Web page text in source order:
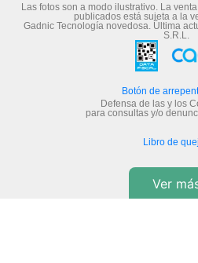
Las fotos son a modo ilustrativo. La
publicados está sujeta a la
Gadnic Tecnología novedosa. Última
S.R.L.
Botón de
Defensa de las y los
para consultas y/o
Libro de
Ver